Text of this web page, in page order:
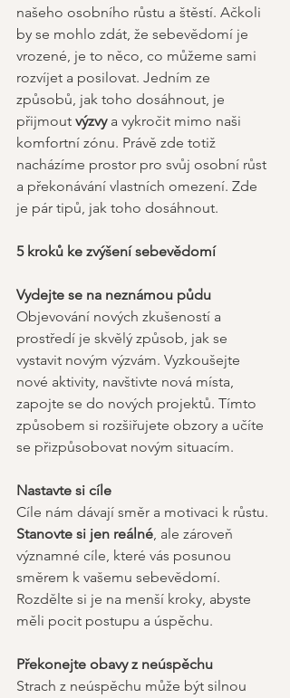
našeho osobního růstu a štěstí. Ačkoli
by se mohlo zdát, že sebevědomí je
vrozené, je to něco, co můžeme sami
rozvíjet a posilovat. Jedním ze
způsobů, jak toho dosáhnout, je
přijmout výzvy a vykročit mimo naši
komfortní zónu. Právě zde totiž
nacházíme prostor pro svůj osobní růst
a překonávání vlastních omezení. Zde
je pár tipů, jak toho dosáhnout.
5 kroků ke zvýšení sebevědomí
Vydejte se na neznámou půdu
Objevování nových zkušeností a
prostředí je skvělý způsob, jak se
vystavit novým výzvám. Vyzkoušejte
nové aktivity, navštivte nová místa,
zapojte se do nových projektů. Tímto
způsobem si rozšiřujete obzory a učíte
se přizpůsobovat novým situacím.
Nastavte si cíle
Cíle nám dávají směr a motivaci k růstu.
Stanovte si jen reálné, ale zároveň
významné cíle, které vás posunou
směrem k vašemu sebevědomí.
Rozdělte si je na menší kroky, abyste
měli pocit postupu a úspěchu.
Překonejte obavy z neúspěchu
Strach z neúspěchu může být silnou